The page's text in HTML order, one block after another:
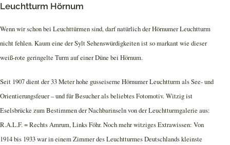
Leuchtturm Hörnum
Wenn wir schon bei Leuchttürmen sind, darf natürlich der Hörnumer Leuchtturm
nicht fehlen. Kaum eine der Sylt Sehenswürdigkeiten ist so markant wie dieser
weiß-rote geringelte Turm auf einer Düne bei Hörnum.
Seit 1907 dient der 33 Meter hohe gusseiserne Hörnumer Leuchtturm als See- und
Orientierungsfeuer – und für Besucher als beliebtes Fotomotiv. Witzig ist
Eselsbrücke zum Bestimmen der Nachbarinseln von der Leuchtturmgalerie aus:
R.A.L.F. = Rechts Amrum, Links Föhr. Noch mehr witziges Extrawissen: Von
1914 bis 1933 war in einem Zimmer des Leuchtturmes Deutschlands kleinste